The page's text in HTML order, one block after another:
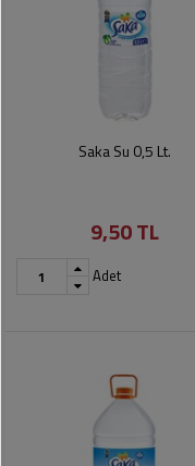
Saka Su 0,5 Lt.
9,50 TL
Adet